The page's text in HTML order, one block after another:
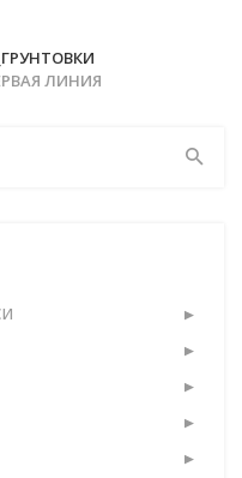
ГРУНТОВКИ
ЛИНИЯ